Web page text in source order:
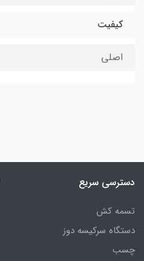
کیفیت
اصلی
دسترسی سریع
تسمه کش
دستگاه سرکیسه دوز
چسب